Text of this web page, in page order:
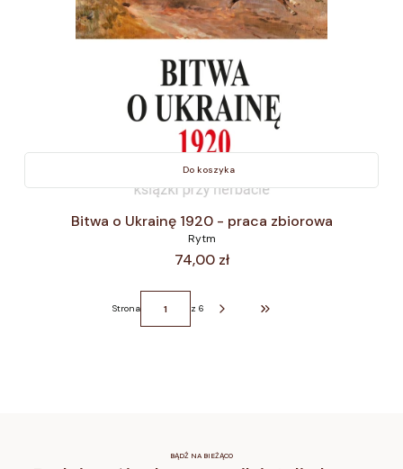
Do koszyka
Bitwa o Ukrainę 1920 - praca zbiorowa
Rytm
Cena
74,00 zł
Strona z 6
Przejdź do ostatniej strony z
BĄDŹ NA BIEŻĄCO